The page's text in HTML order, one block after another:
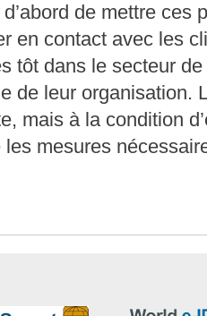
de mettre ces
en contact avec les
tôt dans le secteur
de leur organisation.
mais à la condition
mesures